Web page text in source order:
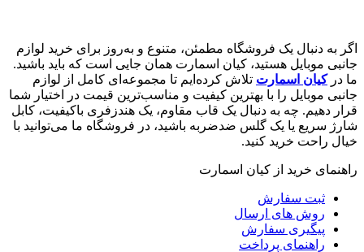
اگر به دنبال یک فروشگاه مطمئن، متنوع و به‌روز برای خرید لوازم
جانبی موبایل هستید، کیان اسمارت همان جایی است که باید باشید.
ما درکیان اسمارت تلاش کرده‌ایم تا مجموعه‌ای کامل از لوازم
جانبی موبایل را با بهترین کیفیت و مناسب‌ترین قیمت در اختیار شما
قرار دهیم. چه به دنبال یک قاب مقاوم، یک هندزفری باکیفیت، کابل
شارژ سریع یا یک گلس ضدضربه باشید، در فروشگاه ما می‌توانید با
خیال راحت خرید کنید.
راهنمای خرید از کیان اسمارت
ثبت سفارش
روش‌ های ارسال
پیگیری سفارش
راهنمای پرداخت